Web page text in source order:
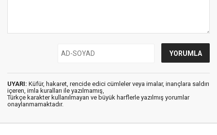
UYARI: Küfür, hakaret, rencide edici cümleler veya imalar, inançlara saldırı
içeren, imla kuralları ile yazılmamış,
Türkçe karakter kullanılmayan ve büyük harflerle yazılmış yorumlar
onaylanmamaktadır.